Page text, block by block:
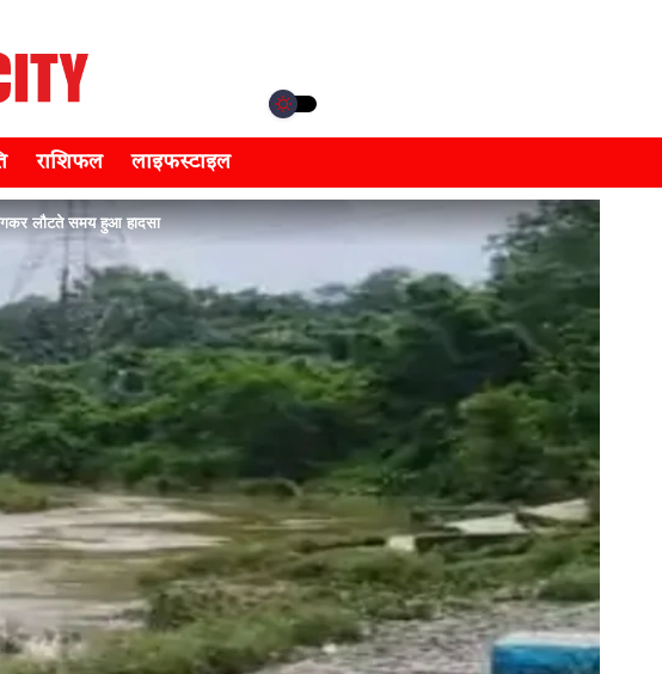
राशिफल लाइफस्टाइल
लौटते समय हुआ हादसा